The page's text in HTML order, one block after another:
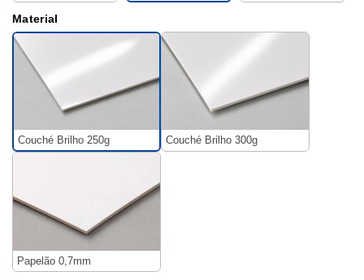
Material
Couché Brilho 250g Couché Brilho 300g
Papelão 0,7mm